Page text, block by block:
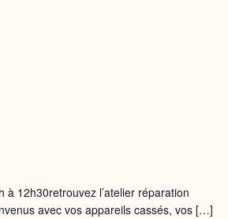
12h30retrouvez l’atelier réparation
avec vos appareils cassés, vos […]